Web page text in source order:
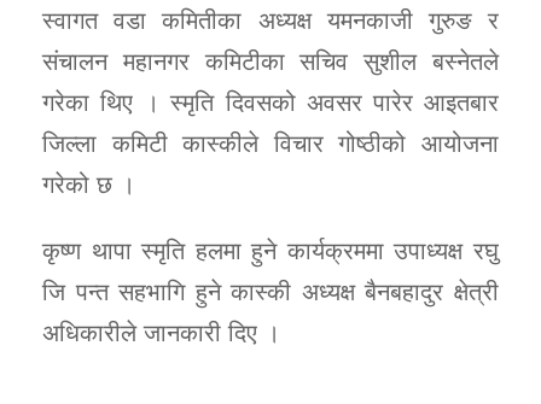
स्वागत वडा कमितीका अध्यक्ष यमनकाजी गुरुङ र
संचालन महानगर कमिटीका सचिव सुशील बस्नेतले
गरेका थिए । स्मृति दिवसको अवसर पारेर आइतबार
जिल्ला कमिटी कास्कीले विचार गोष्ठीको आयोजना
गरेको छ ।
कृष्ण थापा स्मृति हलमा हुने कार्यक्रममा उपाध्यक्ष रघु
जि पन्त सहभागि हुने कास्की अध्यक्ष बैनबहादुर क्षेत्री
अधिकारीले जानकारी दिए ।